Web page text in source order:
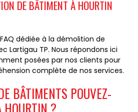
DE BÂTIMENT À HOURTIN
dédiée à la démolition de
Lartigau TP. Nous répondons ici
posées par nos clients pour
complète de nos services.
BÂTIMENTS POUVEZ-
HOURTIN ?